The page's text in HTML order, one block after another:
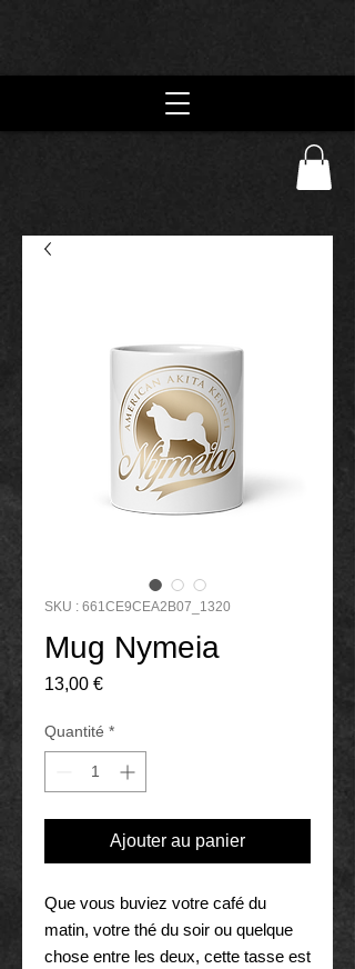
SKU : 661CE9CEA2B07_1320
Mug Nymeia
13,00 €Prix
Quantité *
Ajouter au panier
Que vous buviez votre café du
matin, votre thé du soir ou quelque
chose entre les deux, cette tasse est